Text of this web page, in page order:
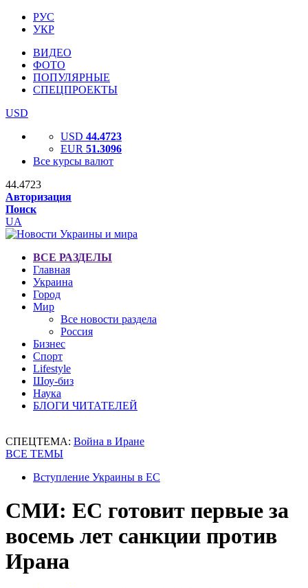
РУС
УКР
ВИДЕО
ФОТО
ПОПУЛЯРНЫЕ
СПЕЦПРОЕКТЫ
USD
USD 44.4723
EUR 51.3096
Все курсы валют
44.4723
Авторизация
Поиск
UA
ВСЕ РАЗДЕЛЫ
Главная
Украина
Город
Мир
Все новости раздела
Россия
Бизнес
Спорт
Lifestyle
Шоу-биз
Наука
БЛОГИ ЧИТАТЕЛЕЙ
СПЕЦТЕМА: Война в Иране
ВСЕ ТЕМЫ
Вступление Украины в ЕС
СМИ: ЕС готовит первые за
восемь лет санкции против
Ирана